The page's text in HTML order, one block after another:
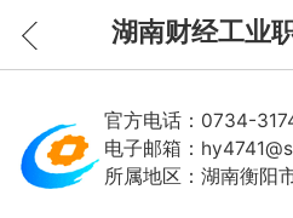
湖南财经工业
官方电话： 0734-
电子邮箱：
所属地区： 湖南衡阳